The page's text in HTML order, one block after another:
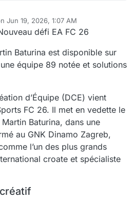
Jun 19, 2026, 1:07 AM
by
défi EA FC 26
Baturina est disponible sur
équipe 89 notée et solutions
d’Équipe (DCE) vient
FC 26. Il met en vedette le
Baturina, dans une
au GNK Dinamo Zagreb,
l’un des plus grands
croate et spécialiste